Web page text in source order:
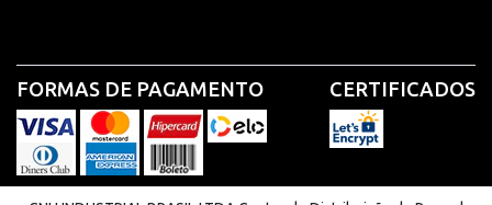
FORMAS DE PAGAMENTO CERTIFICADOS